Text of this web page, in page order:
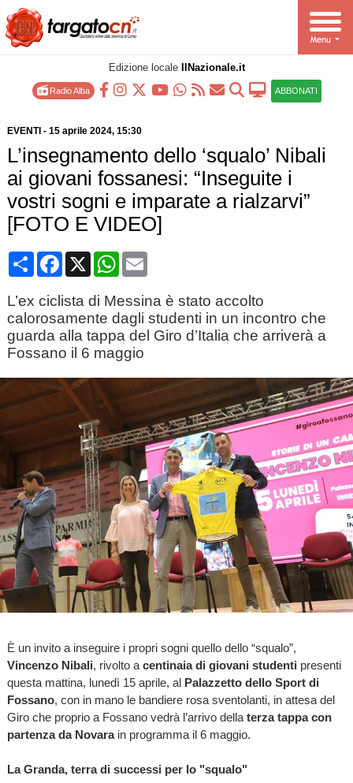
Edizione locale IlNazionale.it
Radio Alba ABBONATI
EVENTI - 15 aprile 2024, 15:30
L’insegnamento dello ‘squalo’ Nibali
ai giovani fossanesi: “Inseguite i
vostri sogni e imparate a rialzarvi”
[FOTO E VIDEO]
CondividiFacebook
X WhatsApp
Email
L’ex ciclista di Messina è stato accolto
calorosamente dagli studenti in un incontro che
guarda alla tappa del Giro d’Italia che arriverà a
Fossano il 6 maggio
È un invito a inseguire i propri sogni quello dello “squalo”,
Vincenzo Nibali, rivolto a centinaia di giovani studenti presenti
questa mattina, lunedì 15 aprile, al Palazzetto dello Sport di
Fossano, con in mano le bandiere rosa sventolanti, in attesa del
Giro che proprio a Fossano vedrà l’arrivo della terza tappa con
partenza da Novarain programma il 6 maggio.
La Granda, terra di successi per lo "squalo"